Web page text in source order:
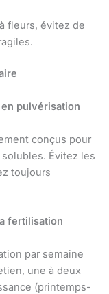
fleurs, évitez de
pulvérisation
conçus pour
Évitez les
toujours
fertilisation
par semaine
une à deux
(printemps-